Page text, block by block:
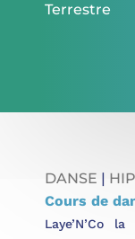
Terrestre
DANSE |
Cours de
Laye’N’Co